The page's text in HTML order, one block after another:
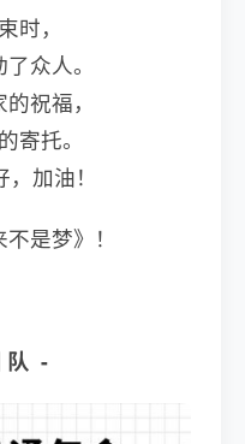
时，
众人。
祝福，
寄托。
加油！
是梦》！
队 -